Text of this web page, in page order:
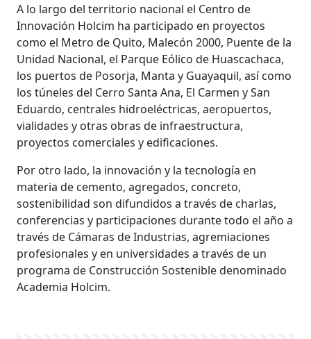
A lo largo del territorio nacional el Centro de
Innovación Holcim ha participado en proyectos
como el Metro de Quito, Malecón 2000, Puente de la
Unidad Nacional, el Parque Eólico de Huascachaca,
los puertos de Posorja, Manta y Guayaquil, así como
los túneles del Cerro Santa Ana, El Carmen y San
Eduardo, centrales hidroeléctricas, aeropuertos,
vialidades y otras obras de infraestructura,
proyectos comerciales y edificaciones.
Por otro lado, la innovación y la tecnología en
materia de cemento, agregados, concreto,
sostenibilidad son difundidos a través de charlas,
conferencias y participaciones durante todo el año a
través de Cámaras de Industrias, agremiaciones
profesionales y en universidades a través de un
programa de Construcción Sostenible denominado
Academia Holcim.